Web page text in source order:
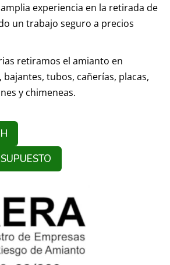
experiencia en la retirada de
un trabajo seguro a precios
retiramos el amianto en
tubos, cañerías, placas,
y chimeneas.